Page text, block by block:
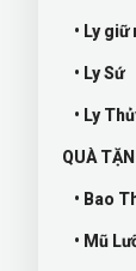
• Ly
• Ly Sứ
• Ly
QUÀ
• Bao
• Mũ